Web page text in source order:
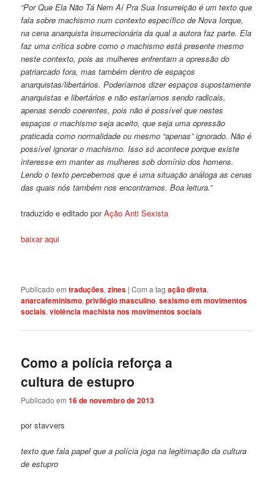
“Por Que Ela Não Tá Nem Aí Pra Sua Insurreição é um texto que
fala sobre machismo num contexto específico de Nova Iorque,
na cena anarquista insurrecionária da qual a autora faz parte. Ela
faz uma crítica sobre como o machismo está presente mesmo
neste contexto, pois as mulheres enfrentam a opressão do
patriarcado fora, mas também dentro de espaços
anarquistas/libertários. Poderíamos dizer espaços supostamente
anarquistas e libertários e não estaríamos sendo radicais,
apenas sendo coerentes, pois não é possível que nestes
espaços o machismo seja aceito, que seja uma opressão
praticada como normalidade ou mesmo “apenas” ignorado. Não é
possível ignorar o machismo. Isso só acontece porque existe
interesse em manter as mulheres sob domínio dos homens.
Lendo o texto percebemos que é uma situação análoga as cenas
das quais nós também nos encontramos. Boa leitura.”
traduzido e editado porAção Anti Sexista
baixar aqui
Publicado em traduções,zines |Com a tagação direta,
anarcafeminismo,privilégio masculino,sexismo em movimentos
sociais,violência machista nos movimentos sociais
Como a polícia reforça a
cultura de estupro
Publicado em16 de novembro de 2013
por stavvers
texto que fala papel que a polícia joga na legitimação da cultura
de estupro